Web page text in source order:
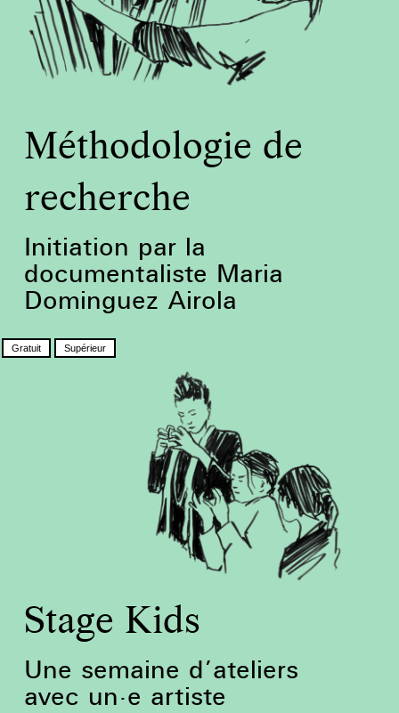
Méthodologie de
recherche
Initiation par la
documentaliste Maria
Dominguez Airola
Gratuit Supérieur
Stage Kids
Une semaine d’ateliers
avec un·e artiste